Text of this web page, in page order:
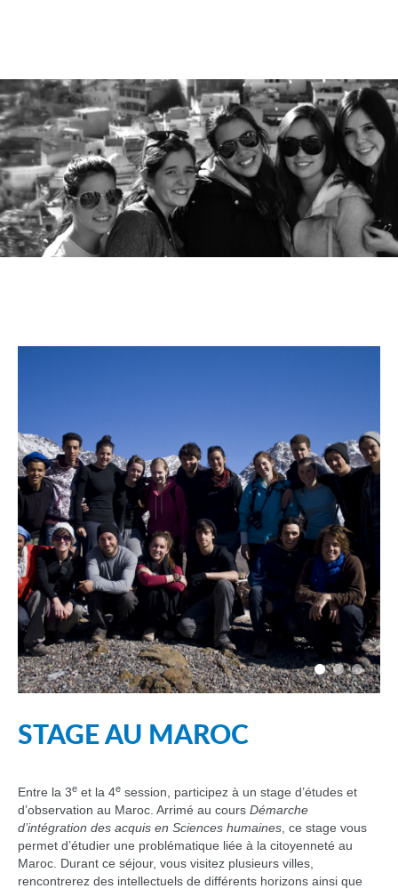
STAGE AU MAROC
Entre la 3e et la 4e session, participez à un stage d’études et
d’observation au Maroc. Arrimé au cours Démarche
d’intégration des acquis en Sciences humaines , ce stage vous
permet d’étudier une problématique liée à la citoyenneté au
Maroc. Durant ce séjour, vous visitez plusieurs villes,
rencontrerez des intellectuels de différents horizons ainsi que